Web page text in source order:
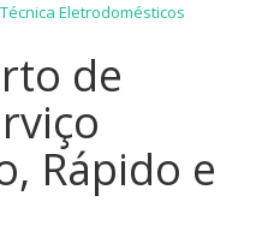
Eletrodomésticos
de
Rápido e